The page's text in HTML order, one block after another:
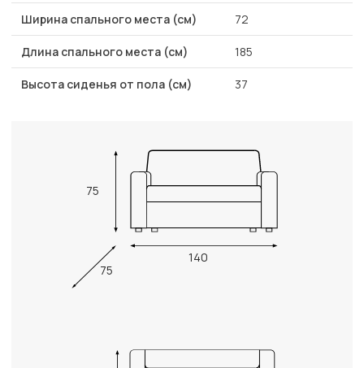
Ширина спального места (см) 72
Длина спального места (см) 185
Высота сиденья от пола (см) 37
75
140
75